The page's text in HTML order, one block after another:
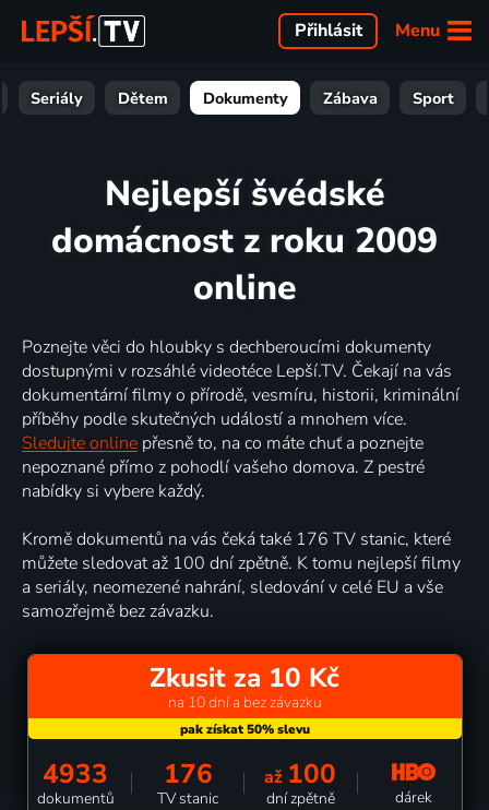
Menu
Přihlásit
Seriály Dětem Dokumenty Zábava Sport
Nejlepší švédské
domácnost z roku 2009
online
Poznejte věci do hloubky s dechberoucími dokumenty
dostupnými v rozsáhlé videotéce Lepší.TV. Čekají na vás
dokumentární filmy o přírodě, vesmíru, historii, kriminální
příběhy podle skutečných událostí a mnohem více.
Sledujte online přesně to, na co máte chuť a poznejte
nepoznané přímo z pohodlí vašeho domova. Z pestré
nabídky si vybere každý.
Kromě dokumentů na vás čeká také 176 TV stanic, které
můžete sledovat až 100 dní zpětně. K tomu nejlepší filmy
a seriály, neomezené nahrání, sledování v celé EU a vše
samozřejmě bez závazku.
Zkusit za 10 Kč
na 10 dní a bez závazku
4933
dokumentů
176
TV stanic
až 100
dní zpětně dárek